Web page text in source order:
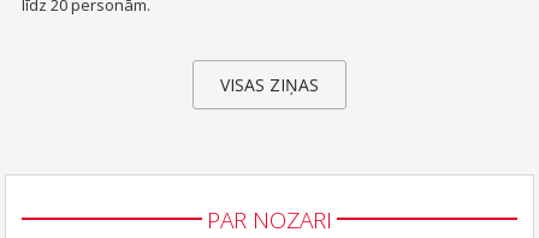
līdz 20 personām.
VISAS ZIŅAS
PAR NOZARI